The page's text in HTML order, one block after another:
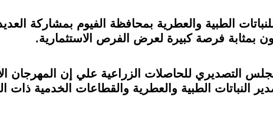
الطبية والعطرية بمحافظة الفيوم بمشاركة
بمثابة فرصة كبيرة لعرض الفرص الاستثمارية.
التصديري للحاصلات الزراعية علي إن المهرجان
النباتات الطبية والعطرية والقطاعات الخدمية ذات